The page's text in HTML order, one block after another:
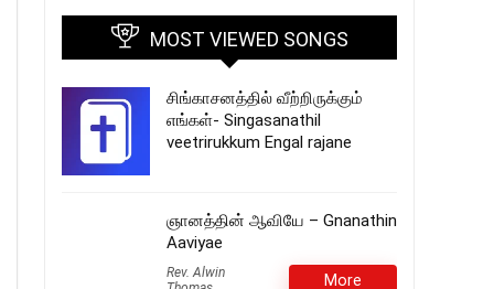
MOST VIEWED SONGS
சிங்காசனத்தில் வீற்றிருக்கும்
எங்கள்- Singasanathil
veetrirukkum Engal rajane
ஞானத்தின் ஆவியே – Gnanathin
Aaviyae
Rev. Alwin
More